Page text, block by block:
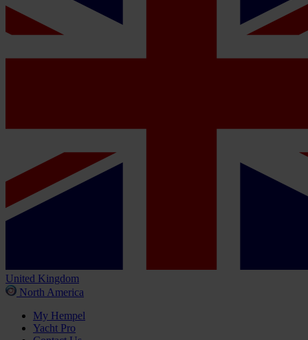
United Kingdom
North America
My Hempel
Yacht Pro